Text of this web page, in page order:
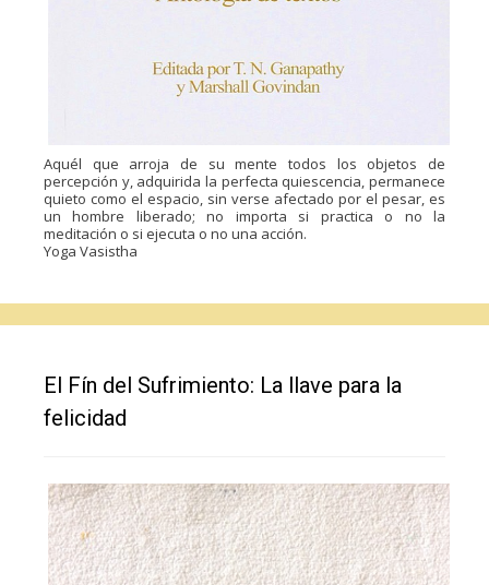
Aquél que arroja de su mente todos los objetos de
percepción y, adquirida la perfecta quiescencia, permanece
quieto como el espacio, sin verse afectado por el pesar, es
un hombre liberado; no importa si practica o no la
meditación o si ejecuta o no una acción.
Yoga Vasistha
El Fín del Sufrimiento: La llave para la
felicidad